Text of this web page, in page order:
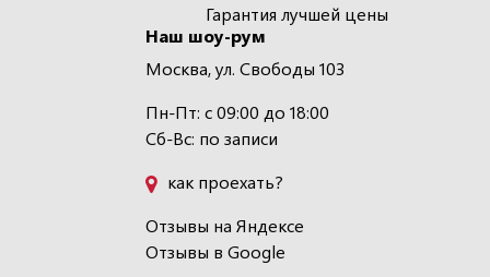
Гарантия лучшей цены
Наш шоу-рум
Москва, ул. Свободы 103
Пн-Пт: с 09:00 до 18:00
Сб-Вс: по записи
как проехать?
Отзывы на Яндексе
Отзывы в Google